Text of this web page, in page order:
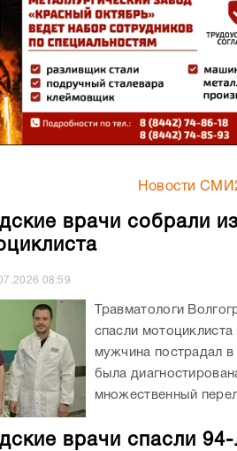
Новости
врачи собрали
08:59
Травматологи
спасли
мужчина пострадал
была
множественный
врачи спасли